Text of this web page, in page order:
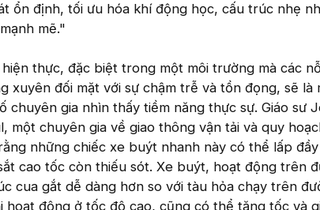
ổn định, tối ưu hóa khí động học, cấu trúc nhẹ
mẽ."
thực, đặc biệt trong một môi trường mà các
xuyên đối mặt với sự chậm trễ và tồn đọng, sẽ là
chuyên gia nhìn thấy tiềm năng thực sự. Giáo sư
một chuyên gia về giao thông vận tải và quy
những chiếc xe buýt nhanh này có thể lấp đầy
cao tốc còn thiếu sót. Xe buýt, hoạt động trên
cua gắt dễ dàng hơn so với tàu hỏa chạy trên
hoạt động ở tốc độ cao, cũng có thể tăng tốc và